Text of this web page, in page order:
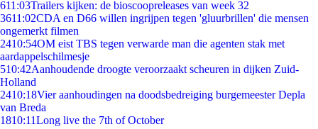
611:03Trailers kijken: de bioscoopreleases van week 32
3611:02CDA en D66 willen ingrijpen tegen 'gluurbrillen' die mensen
ongemerkt filmen
2410:54OM eist TBS tegen verwarde man die agenten stak met
aardappelschilmesje
510:42Aanhoudende droogte veroorzaakt scheuren in dijken Zuid-
Holland
2410:18Vier aanhoudingen na doodsbedreiging burgemeester Depla
van Breda
1810:11Long live the 7th of October